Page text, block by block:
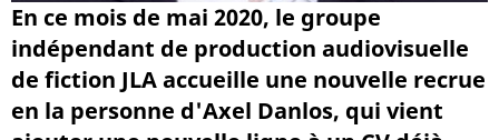
En ce mois de mai 2020, le groupe
indépendant de production audiovisuelle
de fiction JLA accueille une nouvelle recrue
en la personne d'Axel Danlos, qui vient